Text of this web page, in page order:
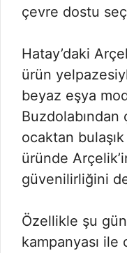
çevre dostu
Hatay’daki
ürün
beyaz eşya
Buzdolabından
ocaktan
üründe
güvenilirliğini
Özellikle şu
kampanyası ile